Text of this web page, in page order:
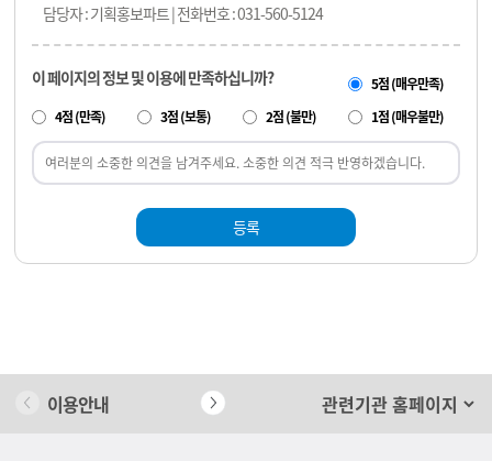
담당자 : 기획홍보파트 | 전화번호 : 031-560-5124
이 페이지의 정보 및 이용에 만족하십니까?
5점 (매우만족)
4점 (만족)
3점 (보통) 2점 (불만) 1점 (매우불만)
등록
이용안내 개인정보 처리방침